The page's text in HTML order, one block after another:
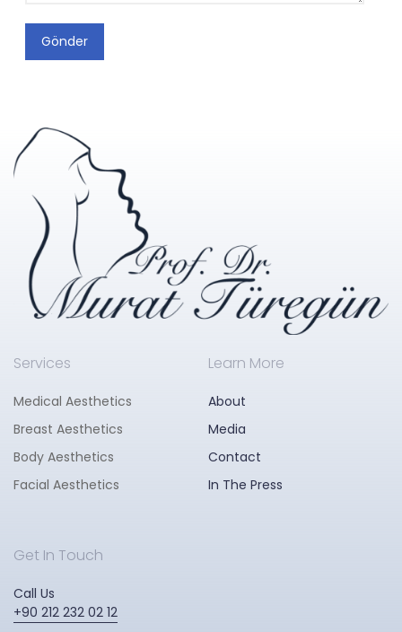
Gönder
Services
Medical Aesthetics
Breast Aesthetics
Body Aesthetics
Facial Aesthetics
Learn More
About
Media
Contact
In The Press
Get In Touch
Call Us
+90 212 232 02 12